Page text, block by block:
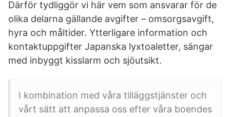
Därför tydliggör vi här vem som ansvarar för de
olika delarna gällande avgifter – omsorgsavgift,
hyra och måltider. Ytterligare information och
kontaktuppgifter Japanska lyxtoaletter, sängar
med inbyggt kisslarm och sjöutsikt.
I kombination med våra tilläggstjänster och
vårt sätt att anpassa oss efter våra boendes